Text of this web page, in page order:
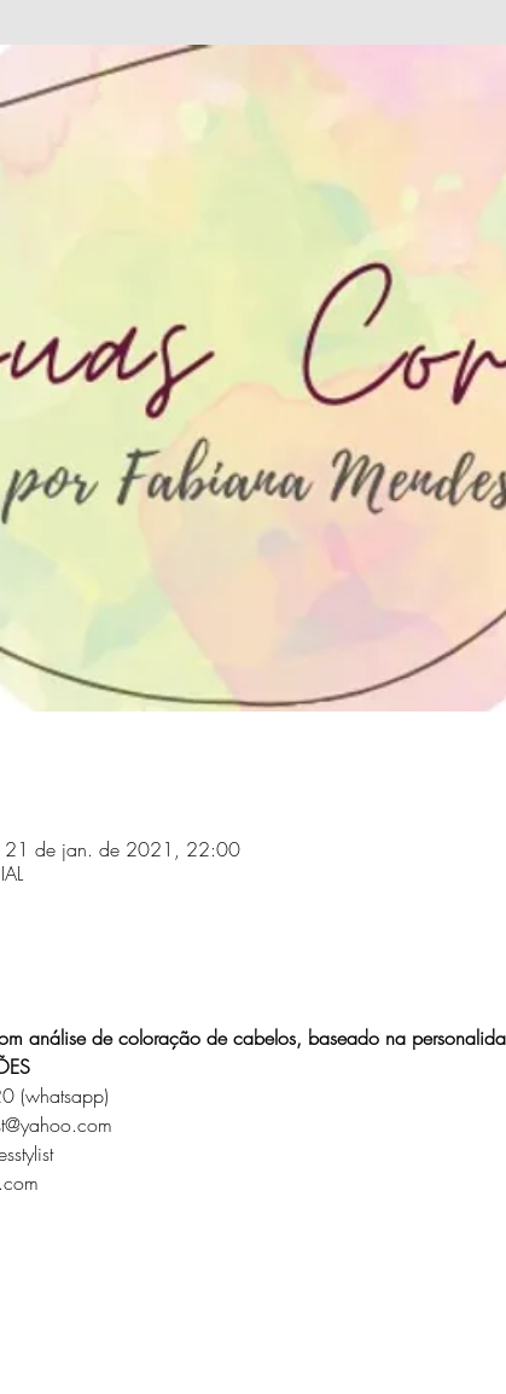
de jan. de 2021, 22:00
análise de coloração de cabelos, baseado na
(whatsapp)